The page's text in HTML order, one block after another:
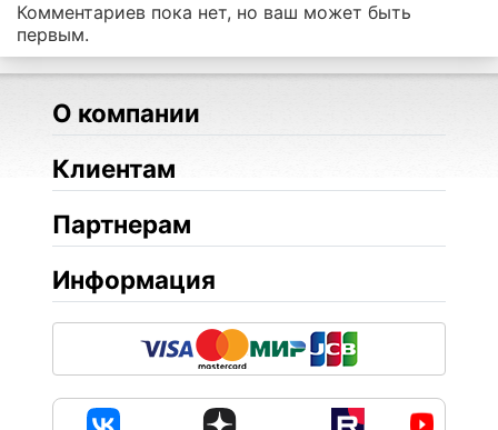
Комментариев пока нет, но ваш может быть
первым.
О компании
Клиентам
Партнерам
Информация